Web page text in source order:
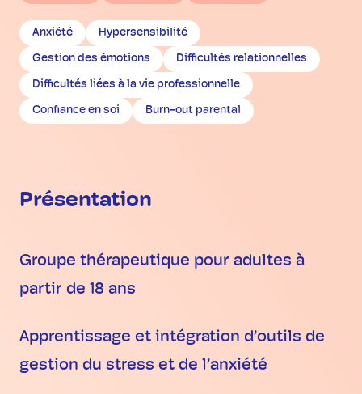
Anxiété Hypersensibilité
Gestion des émotions Difficultés relationnelles
Difficultés liées à la vie professionnelle
Confiance en soi Burn-out parental
Présentation
Groupe thérapeutique pour adultes à
partir de 18 ans
Apprentissage et intégration d’outils de
gestion du stress et de l’anxiété